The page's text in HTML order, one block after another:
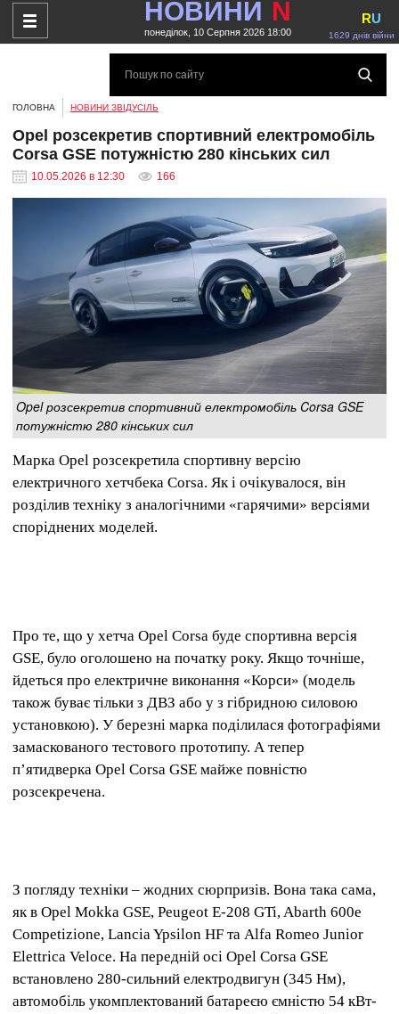
НОВИНИ N
понеділок, 10 Серпня 2026 18:00 1629 днів війни
RU
ГОЛОВНА НОВИНИ ЗВІДУСІЛЬ
Opel розсекретив спортивний електромобіль
Corsa GSE потужністю 280 кінських сил
10.05.2026 в 12:30 166
Opel розсекретив спортивний електромобіль Corsa GSE
потужністю 280 кінських сил
Марка Opel розсекретила спортивну версію
електричного хетчбека Corsa. Як і очікувалося, він
розділив техніку з аналогічними «гарячими» версіями
споріднених моделей.
Про те, що у хетча Opel Corsa буде спортивна версія
GSE, було оголошено на початку року. Якщо точніше,
йдеться про електричне виконання «Корси» (модель
також буває тільки з ДВЗ або у з гібридною силовою
установкою). У березні марка поділилася фотографіями
замаскованого тестового прототипу. А тепер
п’ятидверка Opel Corsa GSE майже повністю
розсекречена.
З погляду техніки – жодних сюрпризів. Вона така сама,
як в Opel Mokka GSE, Peugeot E-208 GTi, Abarth 600e
Competizione, Lancia Ypsilon HF та Alfa Romeo Junior
Elettrica Veloce. На передній осі Opel Corsa GSE
встановлено 280-сильний електродвигун (345 Нм),
автомобіль укомплектований батареєю ємністю 54 кВт-